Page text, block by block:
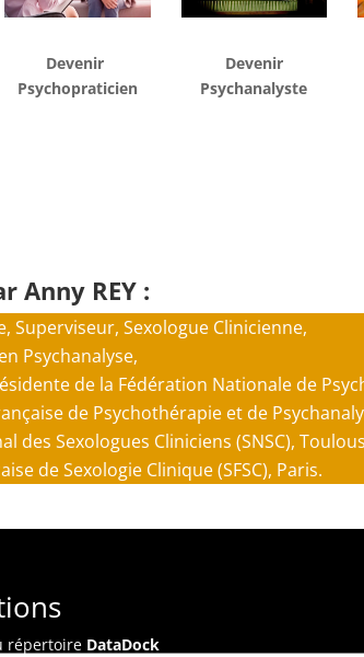
Devenir
Psychopraticien
Devenir
Psychanalyste
Anny REY :
Superviseur, Sexologue Clinicienne,
Psychanalyse,
de la Fédération Nationale de
de Psychothérapie et de
des Sexologues Cliniciens (SNSC),
de Sexologie Clinique (SFSC), Paris.
répertoire DataDock